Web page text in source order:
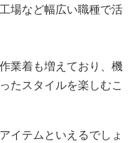
場など幅広い職種で活
業着も増えており、機
たスタイルを楽しむこ
イテムといえるでしょ